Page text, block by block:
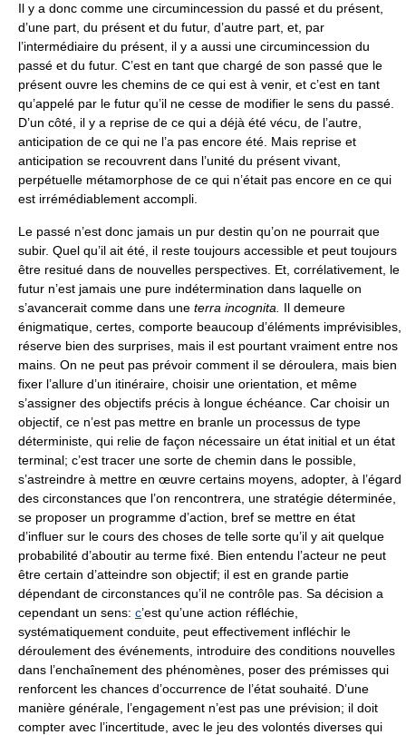
Il y a donc comme une circumincession du passé et du présent,
d’une part, du présent et du futur, d’autre part, et, par
l’intermédiaire du présent, il y a aussi une circumincession du
passé et du futur. C’est en tant que chargé de son passé que le
présent ouvre les chemins de ce qui est à venir, et c’est en tant
qu’appelé par le futur qu’il ne cesse de modifier le sens du passé.
D’un côté, il y a reprise de ce qui a déjà été vécu, de l’autre,
anticipation de ce qui ne l’a pas encore été. Mais reprise et
anticipation se recouvrent dans l’unité du présent vivant,
perpétuelle métamorphose de ce qui n’était pas encore en ce qui
est irrémédiablement accompli.
Le passé n’est donc jamais un pur destin qu’on ne pourrait que
subir. Quel qu’il ait été, il reste toujours accessible et peut toujours
être resitué dans de nouvelles perspectives. Et, corrélativement, le
futur n’est jamais une pure indétermination dans laquelle on
s’avancerait comme dans une terra incognita. Il demeure
énigmatique, certes, comporte beaucoup d’éléments imprévisibles,
réserve bien des surprises, mais il est pourtant vraiment entre nos
mains. On ne peut pas prévoir comment il se déroulera, mais bien
fixer l’allure d’un itinéraire, choisir une orientation, et même
s’assigner des objectifs précis à longue échéance. Car choisir un
objectif, ce n’est pas mettre en branle un processus de type
déterministe, qui relie de façon nécessaire un état initial et un état
terminal; c’est tracer une sorte de chemin dans le possible,
s’astreindre à mettre en œuvre certains moyens, adopter, à l’égard
des circonstances que l’on rencontrera, une stratégie déterminée,
se proposer un programme d’action, bref se mettre en état
d’influer sur le cours des choses de telle sorte qu’il y ait quelque
probabilité d’aboutir au terme fixé. Bien entendu l’acteur ne peut
être certain d’atteindre son objectif; il est en grande partie
dépendant de circonstances qu’il ne contrôle pas. Sa décision a
cependant un sens: c’est qu’une action réfléchie,
systématiquement conduite, peut effectivement infléchir le
déroulement des événements, introduire des conditions nouvelles
dans l’enchaînement des phénomènes, poser des prémisses qui
renforcent les chances d’occurrence de l’état souhaité. D’une
manière générale, l’engagement n’est pas une prévision; il doit
compter avec l’incertitude, avec le jeu des volontés diverses qui